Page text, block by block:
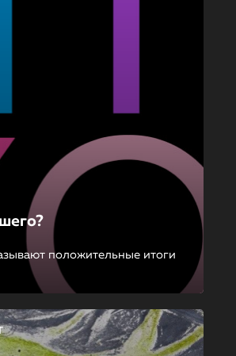
положительные итоги